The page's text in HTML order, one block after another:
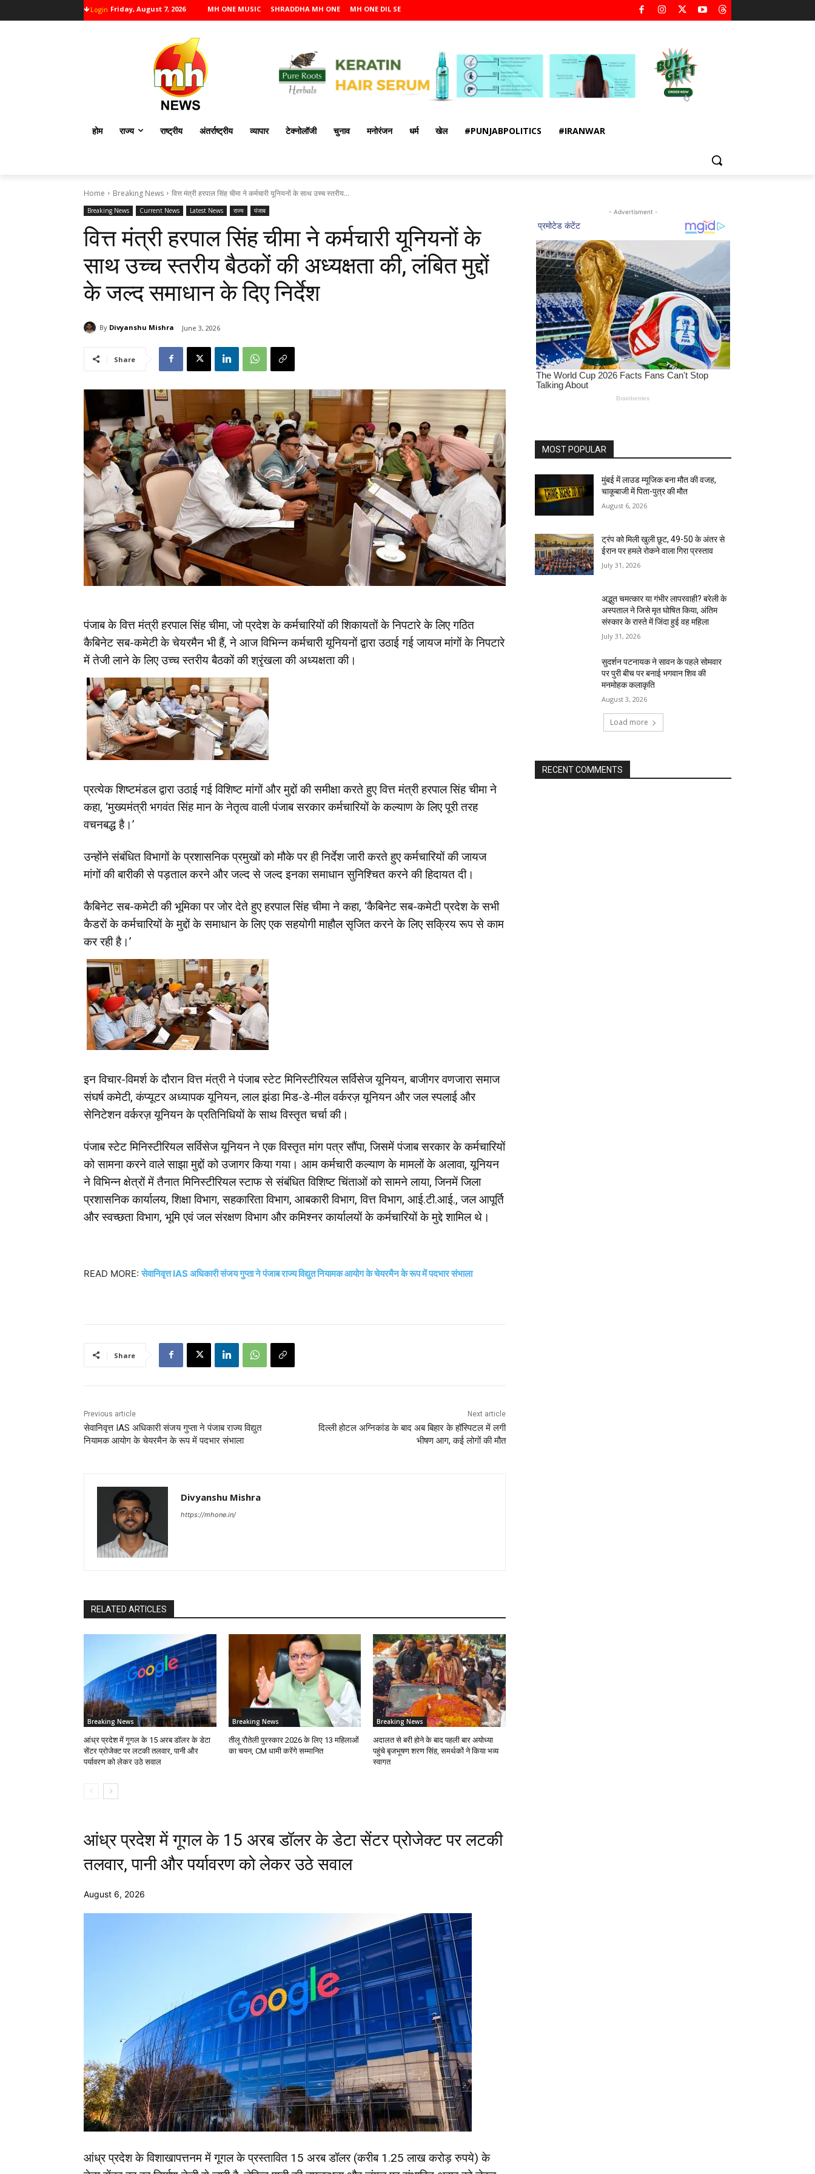
Login Friday, August 7, 2026 MH ONE MUSIC SHRADDHA MH ONE MH ONE DIL SE
होम राज्य राष्ट्रीय अंतर्राष्ट्रीय व्यापार टेक्नोलॉजी चुनाव मनोरंजन धर्म खेल #PUNJABPOLITICS #IRANWAR
Home Breaking News वित्त मंत्री हरपाल सिंह चीमा ने कर्मचारी यूनियनों के साथ उच्च स्तरीय...
Breaking News Current News Latest News राज्य पंजाब
वित्त मंत्री हरपाल सिंह चीमा ने कर्मचारी यूनियनों के
साथ उच्च स्तरीय बैठकों की अध्यक्षता की, लंबित मुद्दों
के जल्द समाधान के दिए निर्देश
By Divyanshu Mishra June 3, 2026
Share
पंजाब के वित्त मंत्री हरपाल सिंह चीमा, जो प्रदेश के कर्मचारियों की शिकायतों के निपटारे के लिए गठित
कैबिनेट सब-कमेटी के चेयरमैन भी हैं, ने आज विभिन्न कर्मचारी यूनियनों द्वारा उठाई गई जायज मांगों के निपटारे
में तेजी लाने के लिए उच्च स्तरीय बैठकों की श्रृंखला की अध्यक्षता की।
प्रत्येक शिष्टमंडल द्वारा उठाई गई विशिष्ट मांगों और मुद्दों की समीक्षा करते हुए वित्त मंत्री हरपाल सिंह चीमा ने
कहा, ‘मुख्यमंत्री भगवंत सिंह मान के नेतृत्व वाली पंजाब सरकार कर्मचारियों के कल्याण के लिए पूरी तरह
वचनबद्ध है।’
उन्होंने संबंधित विभागों के प्रशासनिक प्रमुखों को मौके पर ही निर्देश जारी करते हुए कर्मचारियों की जायज
मांगों की बारीकी से पड़ताल करने और जल्द से जल्द इनका समाधान सुनिश्चित करने की हिदायत दी।
कैबिनेट सब-कमेटी की भूमिका पर जोर देते हुए हरपाल सिंह चीमा ने कहा, ‘कैबिनेट सब-कमेटी प्रदेश के सभी
कैडरों के कर्मचारियों के मुद्दों के समाधान के लिए एक सहयोगी माहौल सृजित करने के लिए सक्रिय रूप से काम
कर रही है।’
इन विचार-विमर्श के दौरान वित्त मंत्री ने पंजाब स्टेट मिनिस्टीरियल सर्विसेज यूनियन, बाजीगर वणजारा समाज
संघर्ष कमेटी, कंप्यूटर अध्यापक यूनियन, लाल झंडा मिड-डे-मील वर्करज़ यूनियन और जल स्पलाई और
सेनिटेशन वर्करज़ यूनियन के प्रतिनिधियों के साथ विस्तृत चर्चा की।
पंजाब स्टेट मिनिस्टीरियल सर्विसेज यूनियन ने एक विस्तृत मांग पत्र सौंपा, जिसमें पंजाब सरकार के कर्मचारियों
को सामना करने वाले साझा मुद्दों को उजागर किया गया। आम कर्मचारी कल्याण के मामलों के अलावा, यूनियन
ने विभिन्न क्षेत्रों में तैनात मिनिस्टीरियल स्टाफ से संबंधित विशिष्ट चिंताओं को सामने लाया, जिनमें जिला
प्रशासनिक कार्यालय, शिक्षा विभाग, सहकारिता विभाग, आबकारी विभाग, वित्त विभाग, आई.टी.आई., जल आपूर्ति
और स्वच्छता विभाग, भूमि एवं जल संरक्षण विभाग और कमिश्नर कार्यालयों के कर्मचारियों के मुद्दे शामिल थे।
READ MORE:सेवानिवृत्त IAS अधिकारी संजय गुप्ता ने पंजाब राज्य विद्युत नियामक आयोग के चेयरमैन के रूप में पदभार संभाला
Share
Previous article
सेवानिवृत्त IAS अधिकारी संजय गुप्ता ने पंजाब राज्य विद्युत
नियामक आयोग के चेयरमैन के रूप में पदभार संभाला
Next article
दिल्ली होटल अग्निकांड के बाद अब बिहार के हॉस्पिटल में लगी
भीषण आग, कई लोगों की मौत
Divyanshu Mishra
https://mhone.in/
RELATED ARTICLES
Breaking News
आंध्र प्रदेश में गूगल के 15 अरब डॉलर के डेटा
सेंटर प्रोजेक्ट पर लटकी तलवार, पानी और
पर्यावरण को लेकर उठे सवाल
Breaking News
तीलू रौतेली पुरस्कार 2026 के लिए 13 महिलाओं
का चयन, CM धामी करेंगे सम्मानित
Breaking News
अदालत से बरी होने के बाद पहली बार अयोध्या
पहुंचे बृजभूषण शरण सिंह, समर्थकों ने किया भव्य
स्वागत
आंध्र प्रदेश में गूगल के 15 अरब डॉलर के डेटा सेंटर प्रोजेक्ट पर लटकी
तलवार, पानी और पर्यावरण को लेकर उठे सवाल
August 6, 2026
आंध्र प्रदेश के विशाखापत्तनम में गूगल के प्रस्तावित 15 अरब डॉलर (करीब 1.25 लाख करोड़ रुपये) के
- Advertisment -
MOST POPULAR
मुंबई में लाउड म्यूजिक बना मौत की वजह,
चाकूबाजी में पिता-पुत्र की मौत
August 6, 2026
ट्रंप को मिली खुली छूट, 49-50 के अंतर से
ईरान पर हमले रोकने वाला गिरा प्रस्ताव
July 31, 2026
अद्भुत चमत्कार या गंभीर लापरवाही? बरेली के
अस्पताल ने जिसे मृत घोषित किया, अंतिम
संस्कार के रास्ते में जिंदा हुई वह महिला
July 31, 2026
सुदर्शन पटनायक ने सावन के पहले सोमवार
पर पुरी बीच पर बनाई भगवान शिव की
मनमोहक कलाकृति
August 3, 2026
Load more
RECENT COMMENTS